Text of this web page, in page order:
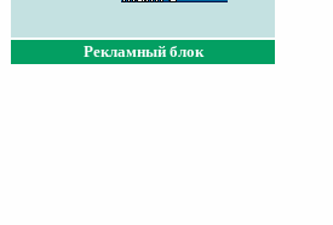
Рекламный блок